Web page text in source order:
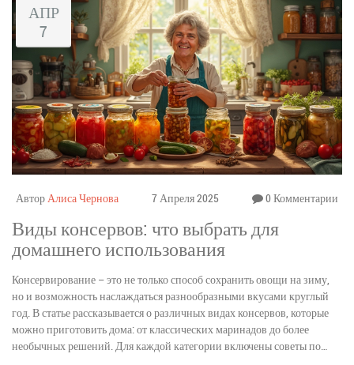
АПР
7
АвторАлиса Чернова 7 Апреля 2025 0 Комментарии
Виды консервов: что выбрать для
домашнего использования
Консервирование – это не только способ сохранить овощи на зиму,
но и возможность наслаждаться разнообразными вкусами круглый
год. В статье рассказывается о различных видах консервов, которые
можно приготовить дома: от классических маринадов до более
необычных решений. Для каждой категории включены советы по